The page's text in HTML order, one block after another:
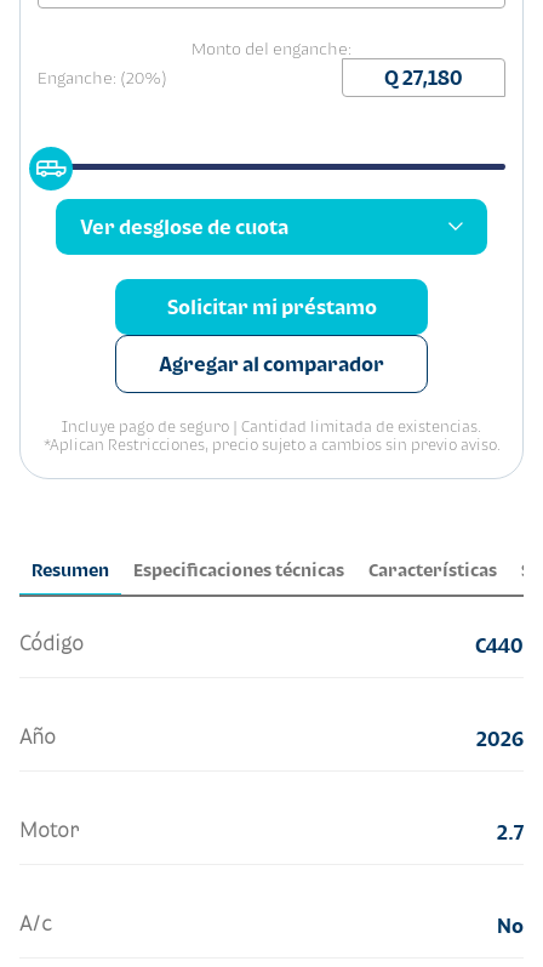
Resumen Especificaciones técnicas Características
Código C440
Año 2026
Motor 2.7
A/c No
Monto del enganche:
Enganche: (20%)
Ver desglose de cuota
Solicitar mi préstamo
Agregar al comparador
Incluye pago de seguro | Cantidad limitada de existencias.
*Aplican Restricciones, precio sujeto a cambios sin previo aviso.